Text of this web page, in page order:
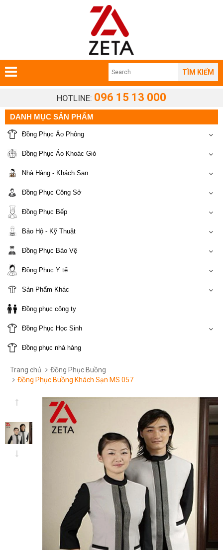
TÌM KIẾM
HOTLINE: 096 15 13 000
DANH MỤC SẢN PHẨM
Đồng Phục Áo Phông
Đồng Phục Áo Khoác Gió
Nhà Hàng - Khách Sạn
Đồng Phục Công Sở
Đồng Phục Bếp
Bảo Hộ - Kỹ Thuật
Đồng Phục Bảo Vệ
Đồng Phục Y tế
Sản Phẩm Khác
Đồng phục công ty
Đồng Phục Học Sinh
Đồng phục nhà hàng
Trang chủ
Đồng Phục Buồng
Đồng Phục Buồng Khách Sạn MS 057